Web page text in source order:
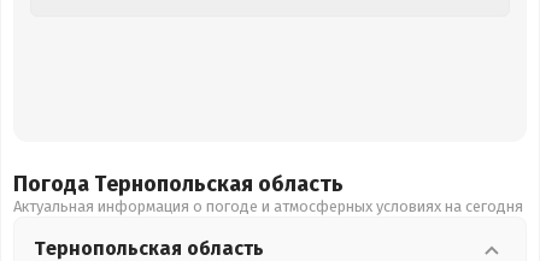
Погода Тернопольская область
Актуальная информация о погоде и атмосферных условиях на сегодня
Тернопольская область